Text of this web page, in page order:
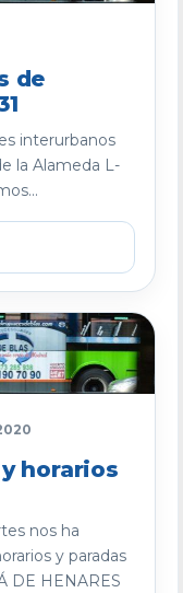
de
interurbanos
la Alameda L-
horarios
nos ha
y paradas
DE HENARES